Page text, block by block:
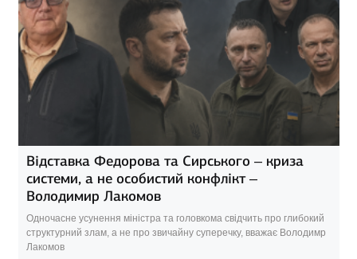
Відставка Федорова та Сирського – криза
системи, а не особистий конфлікт –
Володимир Лакомов
Одночасне усунення міністра та головкома свідчить про глибокий
структурний злам, а не про звичайну суперечку, вважає Володимр
Лакомов